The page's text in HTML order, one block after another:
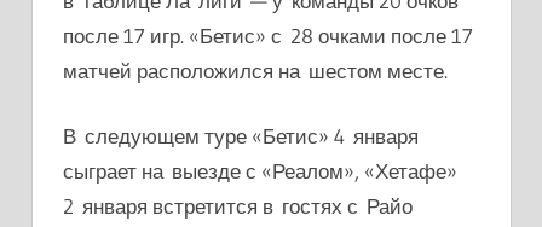
после 17 игр. «Бетис» с 28 очками после 17
матчей расположился на шестом месте.
В следующем туре «Бетис» 4 января
сыграет на выезде с «Реалом», «Хетафе»
2 января встретится в гостях с Райо